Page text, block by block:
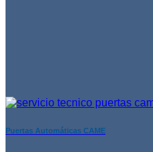
Puertas Automáticas CAME